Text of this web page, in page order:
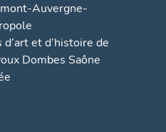
Auvergne-
d’art et d’histoire de
Dombes Saône